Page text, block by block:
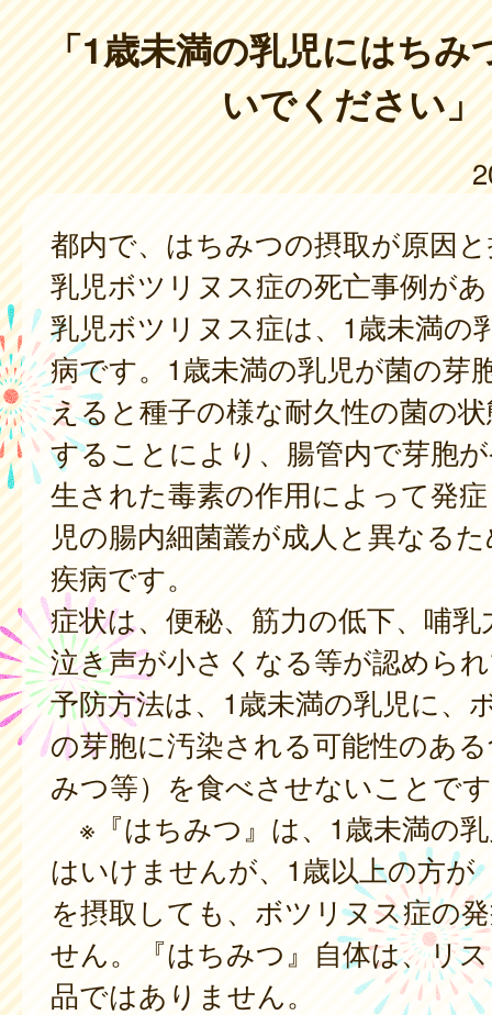
「1歳未満の乳児にはちみ
いでください」
都内で、はちみつの摂取が原因
乳児ボツリヌス症の死亡事例が
乳児ボツリヌス症は、1歳未満の
病です。1歳未満の乳児が菌の芽
えると種子の様な耐久性の菌の
することにより、腸管内で芽胞
生された毒素の作用によって発
児の腸内細菌叢が成人と異なる
疾病です。
症状は、便秘、筋力の低下、哺乳
泣き声が小さくなる等が認めら
予防方法は、1歳未満の乳児に、
の芽胞に汚染される可能性のあ
みつ等）を食べさせないことで
※『はちみつ』は、1歳未満の
はいけませんが、1歳以上の方が
を摂取しても、ボツリヌス症の
せん。『はちみつ』自体は、リ
品ではありません。